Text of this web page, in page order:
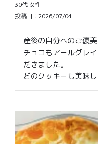
30代 女性
投稿日
2026/07/04
産後の自分へのご褒
チョコもアールグレ
だきました。
どのクッキーも美味し